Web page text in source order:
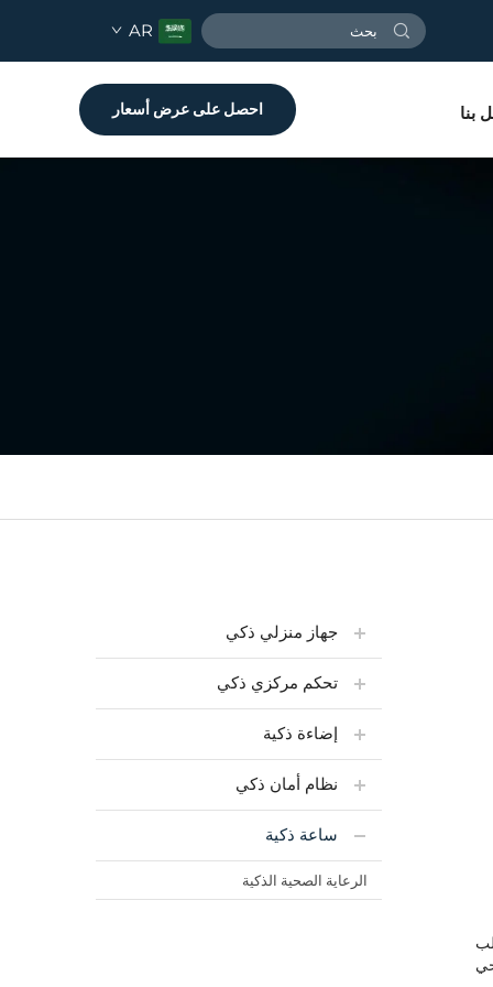
AR
بنا احصل على عرض أسعار
جهاز منزلي ذكي
تحكم مركزي ذكي
إضاءة ذكية
نظام أمان ذكي
ساعة ذكية
الرعاية الصحية الذكية